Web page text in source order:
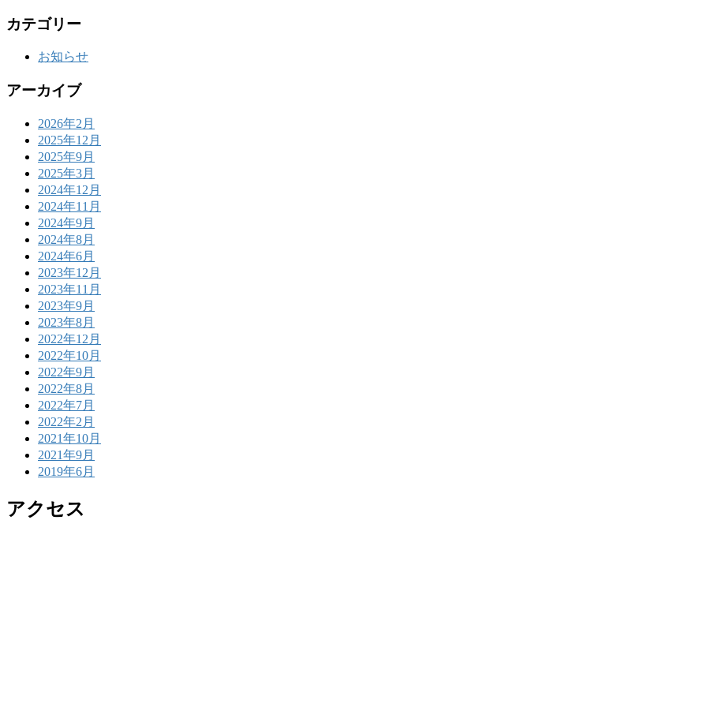
カテゴリー
お知らせ
アーカイブ
2026年2月
2025年12月
2025年9月
2025年3月
2024年12月
2024年11月
2024年9月
2024年8月
2024年6月
2023年12月
2023年11月
2023年9月
2023年8月
2022年12月
2022年10月
2022年9月
2022年8月
2022年7月
2022年2月
2021年10月
2021年9月
2019年6月
アクセス